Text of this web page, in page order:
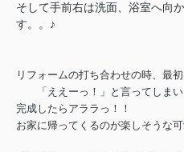
そして手前右は洗面、浴室へ向
す。。♪
リフォームの打ち合わせの時、
「ええーっ！」と 言ってしまい
完成したらアララっ！！
お家に帰ってくるのが楽しそうな